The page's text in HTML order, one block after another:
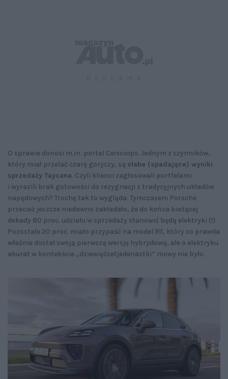
O sprawie donosi m.in. portal Carscoops. Jednym z czynników,
który miał przelać czarę goryczy, są słabe (spadające) wyniki
sprzedaży Taycana. Czyli klienci zagłosowali portfelami
i wyrazili brak gotowości do rezygnacji z tradycyjnych układów
napędowych? Trochę tak to wygląda. Tymczasem Porsche
przecież jeszcze niedawno zakładało, że do końca bieżącej
dekady 80 proc. udziału w sprzedaży stanowić będą elektryki (!).
Pozostałe 20 proc. miało przypaść na model 911, który co prawda
właśnie dostał swoją pierwszą wersję hybrydową, ale o elektryku
akurat w kontekście „dziewięćsetjedenastki” mowy nie było.